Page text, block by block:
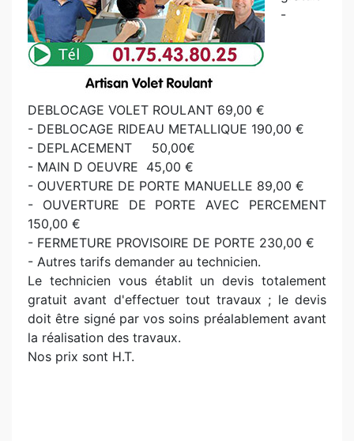
-
DEBLOCAGE VOLET ROULANT 69,00 €
- DEBLOCAGE RIDEAU METALLIQUE 190,00 €
- DEPLACEMENT 50,00€
- MAIN D OEUVRE 45,00 €
- OUVERTURE DE PORTE MANUELLE 89,00 €
- OUVERTURE DE PORTE AVEC PERCEMENT
150,00 €
- FERMETURE PROVISOIRE DE PORTE 230,00 €
- Autres tarifs demander au technicien.
Le technicien vous établit un devis totalement
gratuit avant d'effectuer tout travaux ; le devis
doit être signé par vos soins préalablement avant
la réalisation des travaux.
Nos prix sont H.T.